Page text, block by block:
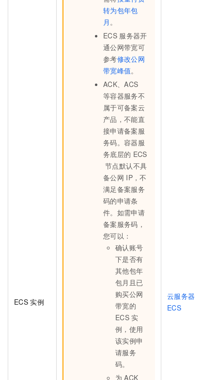
ECS 实例
转为包年包
月 。
ECS 服务器开
通公网带宽可
参考修改公网
带宽峰值。
ACK、ACS
等容器服务不
属于可备案云
产品，不能直
接申请备案服
务码。容器服
务底层的 ECS
节点默认不具
备公网 IP，不
满足备案服务
码的申请条
件。如需申请
备案服务码，
您可以：
确认账号
下是否有
其他包年
包月且已
购买公网
带宽的
ECS 实
例，使用
该实例申
请服务
码。
为 ACK
云服务器
ECS